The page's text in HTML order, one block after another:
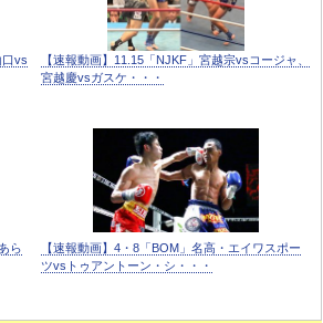
口vs
【速報動画】11.15「NJKF」宮越宗vsコージャ、
宮越慶vsガスケ・・・
ら
【速報動画】4・8「BOM」名高・エイワスポー
ツvsトゥアントーン・シ・・・